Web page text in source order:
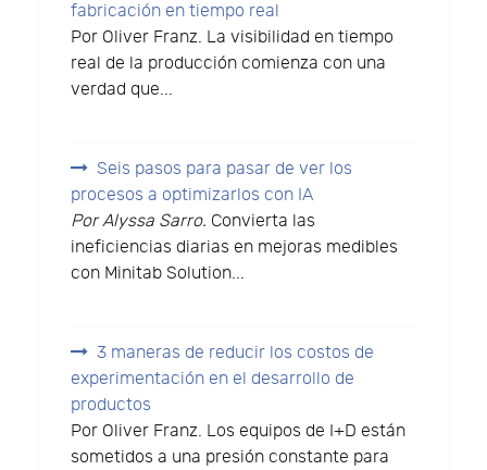
fabricación en tiempo real
Por Oliver Franz. La visibilidad en tiempo
real de la producción comienza con una
verdad que...
Seis pasos para pasar de ver los
procesos a optimizarlos con IA
Por Alyssa Sarro. Convierta las
ineficiencias diarias en mejoras medibles
con Minitab Solution...
3 maneras de reducir los costos de
experimentación en el desarrollo de
productos
Por Oliver Franz. Los equipos de I+D están
sometidos a una presión constante para